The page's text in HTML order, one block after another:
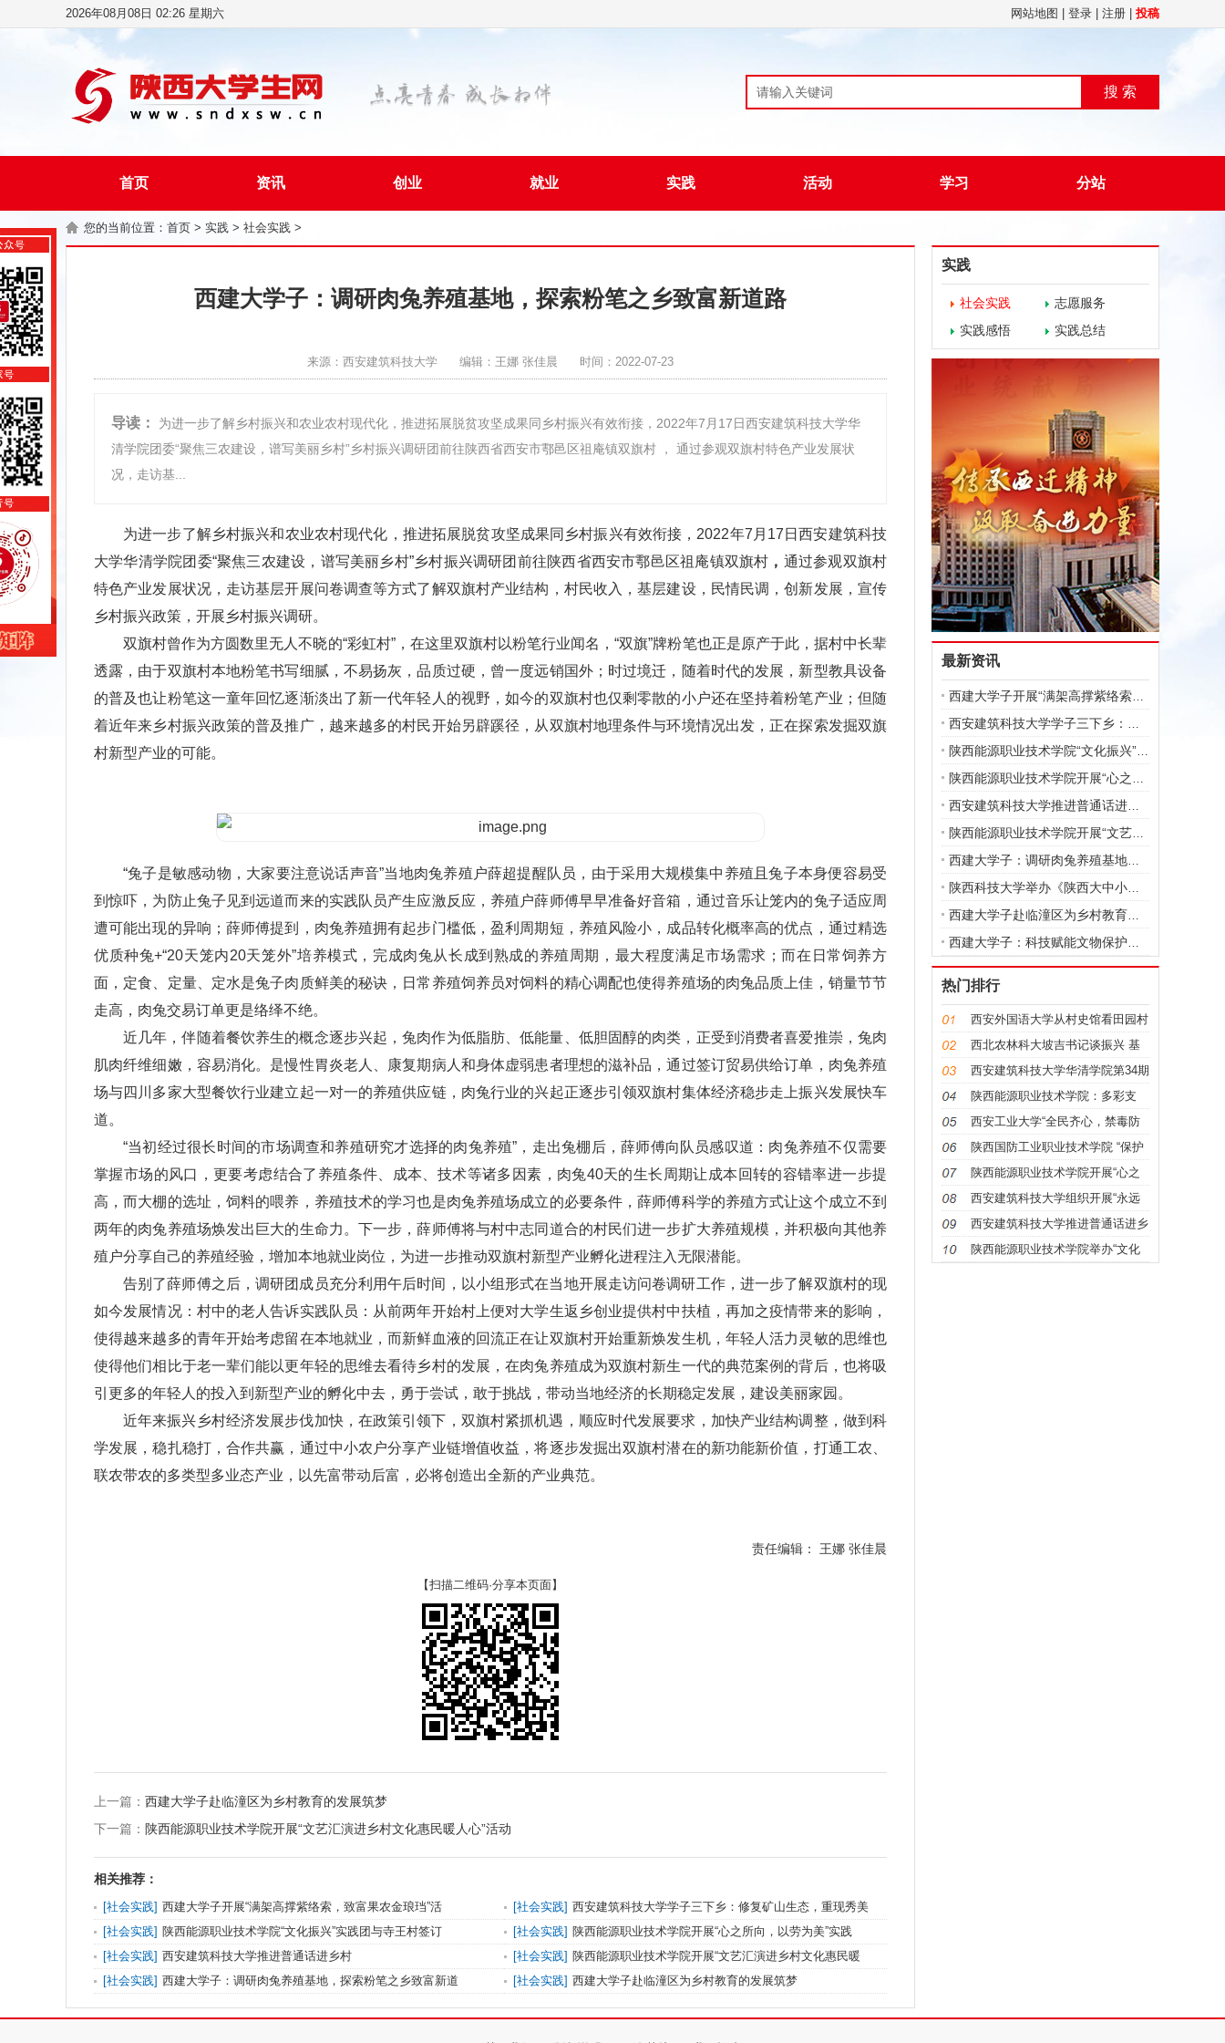
网站地图 登录 注册 投稿
2026年08月08日 02:26 星期六
搜 索
首页 资讯 创业 就业 实践 活动 学习 分站
您的当前位置： 首页 > 实践 > 社会实践 >
西建大学子：调研肉兔养殖基地，探索粉笔之乡致富新道路
来源：西安建筑科技大学 编辑：王娜 张佳晨 时间：2022-07-23
导读：
为进一步了解乡村振兴和农业农村现代化，推进拓展脱贫攻坚成果同乡村振兴有效衔接，2022年7月17日西安建筑科技大学华
清学院团委“聚焦三农建设，谱写美丽乡村”乡村振兴调研团前往陕西省西安市鄠邑区祖庵镇双旗村 ， 通过参观双旗村特色产业发展状
况，走访基...
为进一步了解乡村振兴和农业农村现代化，推进拓展脱贫攻坚成果同乡村振兴有效衔接，2022年7月17日西安建筑科技
大学华清学院团委“聚焦三农建设，谱写美丽乡村”乡村振兴调研团前往陕西省西安市鄠邑区祖庵镇双旗村 ， 通过参观双旗村
特色产业发展状况，走访基层开展问卷调查等方式了解双旗村产业结构，村民收入，基层建设，民情民调，创新发展，宣传
乡村振兴政策，开展乡村振兴调研。
双旗村曾作为方圆数里无人不晓的“彩虹村”，在这里双旗村以粉笔行业闻名，“双旗”牌粉笔也正是原产于此，据村中长辈
透露，由于双旗村本地粉笔书写细腻，不易扬灰，品质过硬，曾一度远销国外；时过境迁，随着时代的发展，新型教具设备
的普及也让粉笔这一童年回忆逐渐淡出了新一代年轻人的视野，如今的双旗村也仅剩零散的小户还在坚持着粉笔产业；但随
着近年来乡村振兴政策的普及推广，越来越多的村民开始另辟蹊径，从双旗村地理条件与环境情况出发，正在探索发掘双旗
村新型产业的可能。
“兔子是敏感动物，大家要注意说话声音”当地肉兔养殖户薛超提醒队员，由于采用大规模集中养殖且兔子本身便容易受
到惊吓，为防止兔子见到远道而来的实践队员产生应激反应，养殖户薛师傅早早准备好音箱，通过音乐让笼内的兔子适应周
遭可能出现的异响；薛师傅提到，肉兔养殖拥有起步门槛低，盈利周期短，养殖风险小，成品转化概率高的优点，通过精选
优质种兔+“20天笼内20天笼外”培养模式，完成肉兔从长成到熟成的养殖周期，最大程度满足市场需求；而在日常饲养方
面，定食、定量、定水是兔子肉质鲜美的秘诀，日常养殖饲养员对饲料的精心调配也使得养殖场的肉兔品质上佳，销量节节
走高，肉兔交易订单更是络绎不绝。
近几年，伴随着餐饮养生的概念逐步兴起，兔肉作为低脂肪、低能量、低胆固醇的肉类，正受到消费者喜爱推崇，兔肉
肌肉纤维细嫩，容易消化。是慢性胃炎老人、康复期病人和身体虚弱患者理想的滋补品，通过签订贸易供给订单，肉兔养殖
场与四川多家大型餐饮行业建立起一对一的养殖供应链，肉兔行业的兴起正逐步引领双旗村集体经济稳步走上振兴发展快车
道。
“当初经过很长时间的市场调查和养殖研究才选择的肉兔养殖”，走出兔棚后，薛师傅向队员感叹道：肉兔养殖不仅需要
掌握市场的风口，更要考虑结合了养殖条件、成本、技术等诸多因素，肉兔40天的生长周期让成本回转的容错率进一步提
高，而大棚的选址，饲料的喂养，养殖技术的学习也是肉兔养殖场成立的必要条件，薛师傅科学的养殖方式让这个成立不到
两年的肉兔养殖场焕发出巨大的生命力。下一步，薛师傅将与村中志同道合的村民们进一步扩大养殖规模，并积极向其他养
殖户分享自己的养殖经验，增加本地就业岗位，为进一步推动双旗村新型产业孵化进程注入无限潜能。
告别了薛师傅之后，调研团成员充分利用午后时间，以小组形式在当地开展走访问卷调研工作，进一步了解双旗村的现
如今发展情况：村中的老人告诉实践队员：从前两年开始村上便对大学生返乡创业提供村中扶植，再加之疫情带来的影响，
使得越来越多的青年开始考虑留在本地就业，而新鲜血液的回流正在让双旗村开始重新焕发生机，年轻人活力灵敏的思维也
使得他们相比于老一辈们能以更年轻的思维去看待乡村的发展，在肉兔养殖成为双旗村新生一代的典范案例的背后，也将吸
引更多的年轻人的投入到新型产业的孵化中去，勇于尝试，敢于挑战，带动当地经济的长期稳定发展，建设美丽家园。
近年来振兴乡村经济发展步伐加快，在政策引领下，双旗村紧抓机遇，顺应时代发展要求，加快产业结构调整，做到科
学发展，稳扎稳打，合作共赢，通过中小农户分享产业链增值收益，将逐步发掘出双旗村潜在的新功能新价值，打通工农、
联农带农的多类型多业态产业，以先富带动后富，必将创造出全新的产业典范。
责任编辑： 王娜 张佳晨
【扫描二维码·分享本页面】
上一篇： 西建大学子赴临潼区为乡村教育的发展筑梦
下一篇： 陕西能源职业技术学院开展“文艺汇演进乡村文化惠民暖人心”活动
相关推荐：
[社会实践] 西建大学子开展“满架高撑紫络索，致富果农金琅珰”活 [社会实践] 西安建筑科技大学学子三下乡：修复矿山生态，重现秀美
[社会实践] 陕西能源职业技术学院“文化振兴”实践团与寺王村签订 [社会实践] 陕西能源职业技术学院开展“心之所向，以劳为美”实践
[社会实践] 西安建筑科技大学推进普通话进乡村 [社会实践] 陕西能源职业技术学院开展“文艺汇演进乡村文化惠民暖
[社会实践] 西建大学子：调研肉兔养殖基地，探索粉笔之乡致富新道 [社会实践] 西建大学子赴临潼区为乡村教育的发展筑梦
实践
社会实践
志愿服务
实践感悟
实践总结
最新资讯
西建大学子开展“满架高撑紫络索，致富
西安建筑科技大学学子三下乡：修复矿山
陕西能源职业技术学院“文化振兴”实践
陕西能源职业技术学院开展“心之所向，
西安建筑科技大学推进普通话进乡村
陕西能源职业技术学院开展“文艺汇演进
西建大学子：调研肉兔养殖基地，探索粉
陕西科技大学举办《陕西大中小学思政教
西建大学子赴临潼区为乡村教育的发展筑
西建大学子：科技赋能文物保护，青年传
热门排行
西安外国语大学从村史馆看田园村
庄的百
西北农林科大坡吉书记谈振兴 基
层党建
西安建筑科技大学华清学院第34期
入党积
陕西能源职业技术学院：多彩支
教，情溢
西安工业大学“全民齐心，禁毒防
艾”宝
陕西国防工业职业技术学院 “保护
红色
陕西能源职业技术学院开展“心之
所向，
西安建筑科技大学组织开展“永远
跟党走
西安建筑科技大学推进普通话进乡
村
陕西能源职业技术学院举办“文化